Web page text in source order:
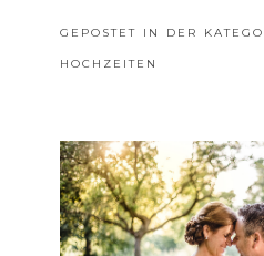
GEPOSTET IN DER
HOCHZEITEN